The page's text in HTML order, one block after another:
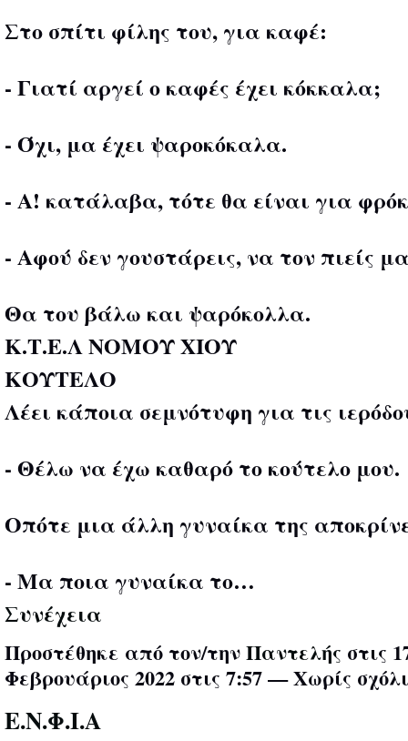
Στο σπίτι φίλης του, για καφέ:
- Γιατί αργεί ο καφές έχει κόκκαλα;
- Όχι, μα έχει ψαροκόκαλα.
- Α! κατάλαβα, τότε θα είναι για
- Αφού δεν γουστάρεις, να τον πιείς
Θα του βάλω και ψαρόκολλα.
Κ.Τ.Ε.Λ ΝΟΜΟΥ ΧΙΟΥ
ΚΟΥΤΕΛΟ
Λέει κάποια σεμνότυφη για τις
- Θέλω να έχω καθαρό το κούτελο μου.
Οπότε μια άλλη γυναίκα της
- Μα ποια γυναίκα το…
Συνέχεια
Προστέθηκε από τον/τηνΠαντελής στις
Φεβρουάριος 2022 στις 7:57 — Χωρίς
Ε.Ν.Φ.Ι.Α